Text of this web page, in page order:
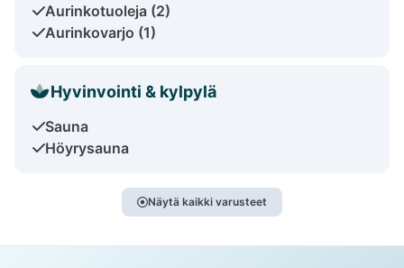
Aurinkotuoleja (2)
Aurinkovarjo (1)
Hyvinvointi & kylpylä
Sauna
Höyrysauna
Näytä kaikki varusteet